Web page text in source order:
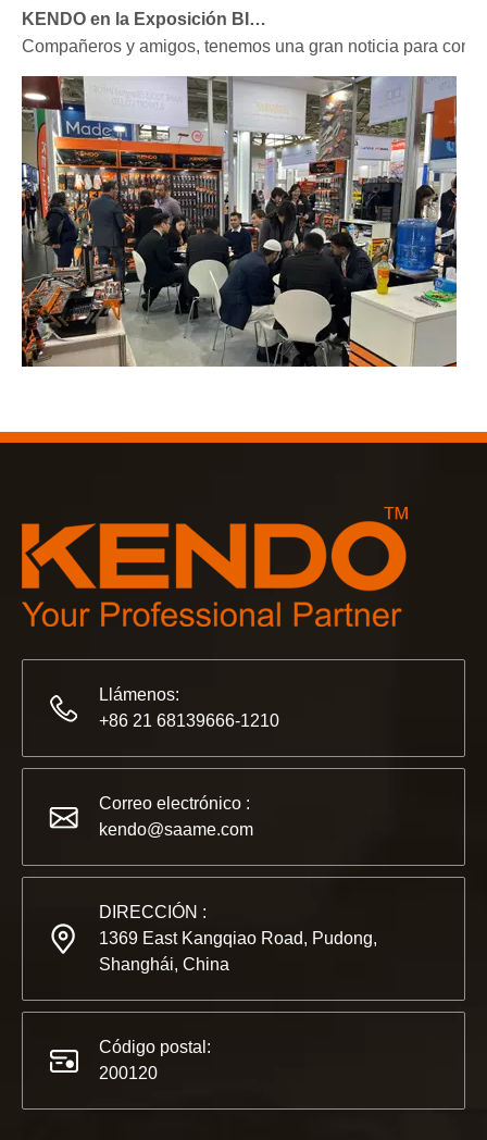
Compañeros y amigos, tenemos una gran noticia para
KENDO en la feria de Colonia 2023
2022-11-21
Compañeros y amigos, tenemos una gran noticia para
Llámenos:
+86 21 68139666-1210
Correo electrónico :
kendo@saame.com
DIRECCIÓN :
1369 East Kangqiao Road, Pudong,
Shanghái, China
Código postal:
200120